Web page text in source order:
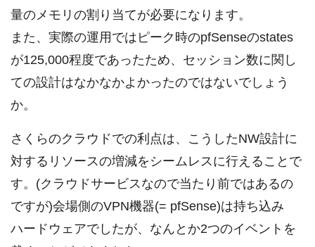
量のメモリの割り当てが必要になります。
また、実際の運用ではピーク時のpfSenseのstates
が125,000程度であったため、セッション数に関し
ての設計はなかなかよかったのではないでしょう
か。
さくらのクラウドでの利点は、こうしたNW設計に
対するリソースの増減をシームレスに行えることで
す。(クラウドサービスなので当たり前ではあるの
ですが)会場側のVPN機器(= pfSense)は持ち込み
ハードウェアでしたが、なんとか2つのイベントを